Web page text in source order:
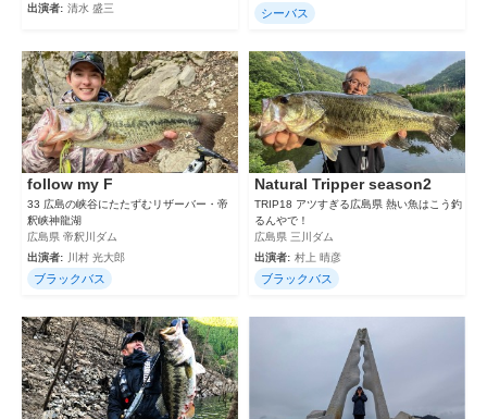
出演者: 清水 盛三 シーバス
follow my F
33 広島の峡谷にたたずむリザーバー・帝
釈峡神龍湖
広島県 帝釈川ダム
出演者:
川村 光大郎
ブラックバス
Natural Tripper season2
TRIP18 アツすぎる広島県 熱い魚はこう釣
るんやで！
広島県 三川ダム
出演者: 村上 晴彦
ブラックバス